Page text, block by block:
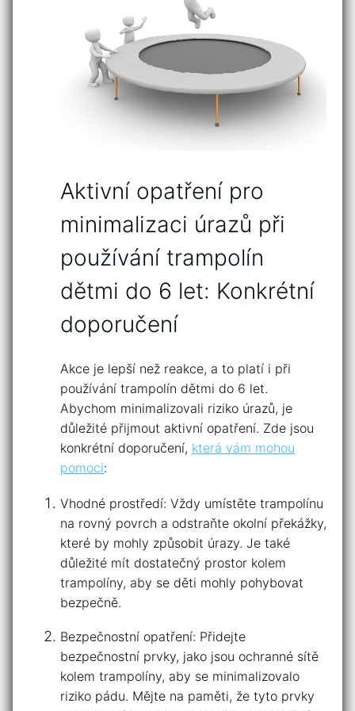
Aktivní opatření pro
minimalizaci úrazů při
používání trampolín
dětmi do 6 let: Konkrétní
⁣doporučení
Akce‍ je ⁤lepší než reakce, a⁢ to platí i při
používání trampolín ‌dětmi ‌do 6 let.
Abychom minimalizovali riziko úrazů, je
důležité přijmout aktivní opatření. ​Zde ⁣jsou
konkrétní​ doporučení, která vám mohou
pomoci:
Vhodné prostředí: Vždy‍ umístěte trampolínu
na rovný povrch a odstraňte okolní překážky,
‌které by mohly způsobit úrazy. Je také​
důležité mít dostatečný prostor ⁣kolem
trampolíny, aby‌ se děti ⁣mohly pohybovat
bezpečně.
Bezpečnostní opatření: Přidejte
bezpečnostní prvky, jako jsou⁤ ochranné sítě⁢
kolem trampolíny,⁤ aby se minimalizovalo
⁢riziko ⁤pádu. Mějte na⁣ paměti,‌ že tyto prvky